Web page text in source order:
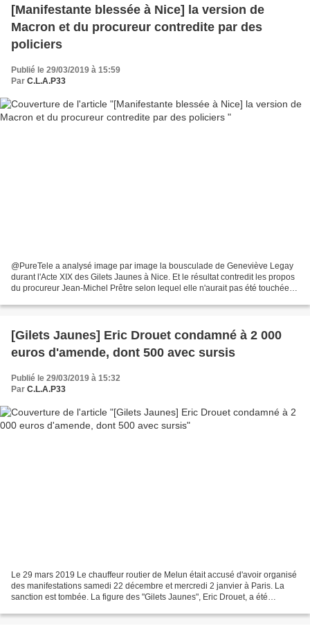
[Manifestante blessée à Nice] la version de
Macron et du procureur contredite par des
policiers
Publié le 29/03/2019 à 15:59
Par C.L.A.P33
@PureTele a analysé image par image la bousculade de Geneviève Legay
durant l'Acte XIX des Gilets Jaunes à Nice. Et le résultat contredit les propos
du procureur Jean-Michel Prêtre selon lequel elle n'aurait pas été touchée -
[Gilets Jaunes] Eric Drouet condamné à 2 000
euros d'amende, dont 500 avec sursis
Publié le 29/03/2019 à 15:32
Par C.L.A.P33
Le 29 mars 2019 Le chauffeur routier de Melun était accusé d'avoir organisé
des manifestations samedi 22 décembre et mercredi 2 janvier à Paris. La
sanction est tombée. La figure des "Gilets Jaunes", Eric Drouet, a été